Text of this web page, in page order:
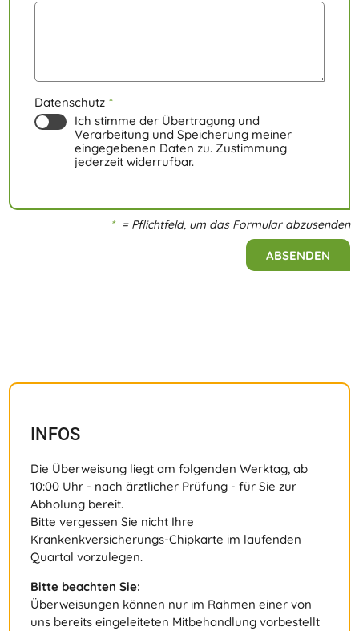
Datenschutz *
Ich stimme der Übertragung und
Verarbeitung und Speicherung meiner
eingegebenen Daten zu. Zustimmung
jederzeit widerrufbar.
* = Pflichtfeld, um das Formular abzusenden
INFOS
Die Überweisung liegt am folgenden Werktag, ab
10:00 Uhr - nach ärztlicher Prüfung - für Sie zur
Abholung bereit.
Bitte vergessen Sie nicht Ihre
Krankenkversicherungs-Chipkarte im laufenden
Quartal vorzulegen.
Bitte beachten Sie:
Überweisungen können nur im Rahmen einer von
uns bereits eingeleiteten Mitbehandlung vorbestellt